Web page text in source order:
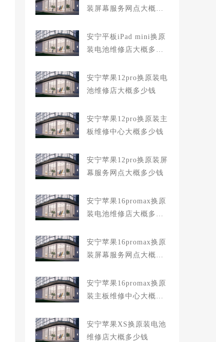
装屏幕服务网点大概多
安宁平板iPad mini换原
装电池维修店大概多少
安宁苹果12pro换原装电
池维修店大概多少钱
安宁苹果12pro换原装主
板维修中心大概多少钱
安宁苹果12pro换原装屏
幕服务网点大概多少钱
安宁苹果16promax换原
装电池维修店大概多少
安宁苹果16promax换原
装屏幕服务网点大概多
安宁苹果16promax换原
装主板维修中心大概多
安宁苹果XS换原装电池
维修店大概多少钱